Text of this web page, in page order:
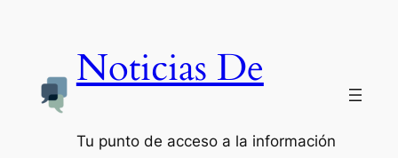
Noticias De
Tu punto de acceso a la información